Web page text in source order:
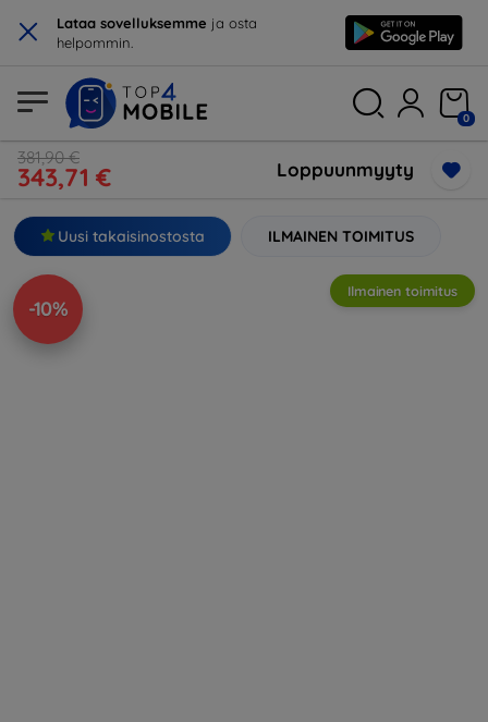
× Lataa sovelluksemme ja osta
helpommin.
0
381,90 €
343,71 € Loppuunmyyty
Uusi takaisinostosta ILMAINEN TOIMITUS
-10%
Ilmainen toimitus